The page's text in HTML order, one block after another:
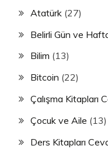
Atatürk (27)
Belirli Gün ve
Bilim (13)
Bitcoin (22)
Çalışma Kitapları
Çocuk ve Aile (13)
Ders Kitapları